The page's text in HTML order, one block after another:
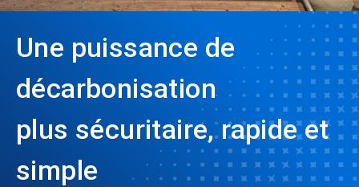
Une puissance de
décarbonisation
plus sécuritaire, rapide et
simple